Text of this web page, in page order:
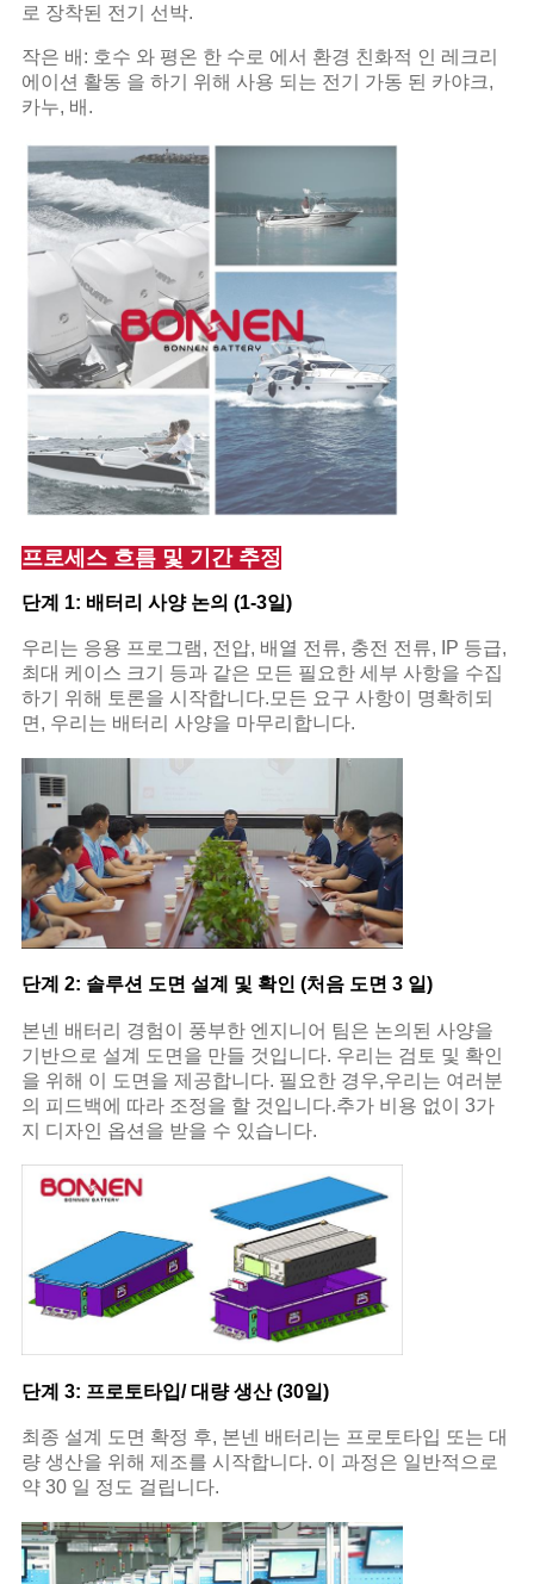
로 장착된 전기 선박.
작은 배: 호수 와 평온 한 수로 에서 환경 친화적 인 레크리
에이션 활동 을 하기 위해 사용 되는 전기 가동 된 카야크,
카누, 배.
프로세스 흐름 및 기간 추정
단계 1: 배터리 사양 논의 (1-3일)
우리는 응용 프로그램, 전압, 배열 전류, 충전 전류, IP 등급,
최대 케이스 크기 등과 같은 모든 필요한 세부 사항을 수집
하기 위해 토론을 시작합니다.모든 요구 사항이 명확히되
면, 우리는 배터리 사양을 마무리합니다.
단계 2: 솔루션 도면 설계 및 확인 (처음 도면 3 일)
본넨 배터리 경험이 풍부한 엔지니어 팀은 논의된 사양을
기반으로 설계 도면을 만들 것입니다. 우리는 검토 및 확인
을 위해 이 도면을 제공합니다. 필요한 경우,우리는 여러분
의 피드백에 따라 조정을 할 것입니다.추가 비용 없이 3가
지 디자인 옵션을 받을 수 있습니다.
단계 3: 프로토타입/ 대량 생산 (30일)
최종 설계 도면 확정 후, 본넨 배터리는 프로토타입 또는 대
량 생산을 위해 제조를 시작합니다. 이 과정은 일반적으로
약 30 일 정도 걸립니다.